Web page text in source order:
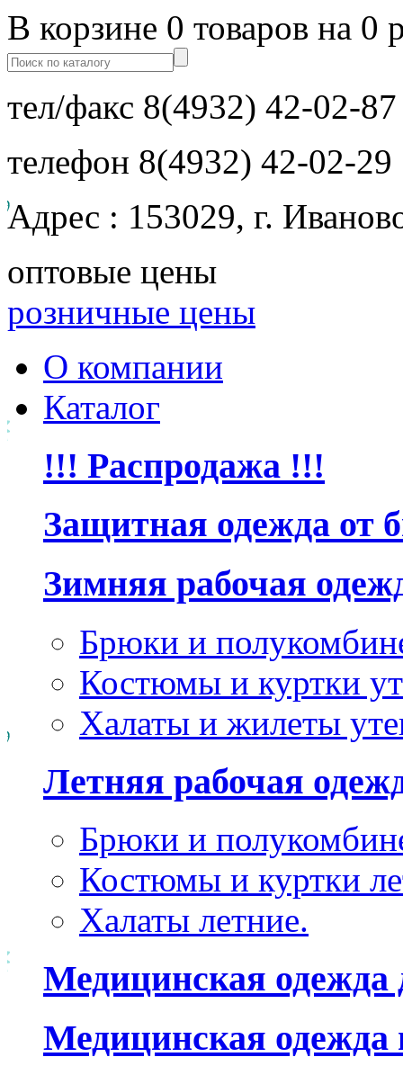
В корзине 0 товаров на 0
тел/факс 8(4932) 42-02-87
телефон 8(4932) 42-02-29
Адрес : 153029, г.
оптовые цены
розничные цены
О компании
Каталог
!!! Распродажа !!!
Защитная одежда от
Зимняя рабочая
Брюки и
Костюмы и куртки
Халаты и жилеты
Летняя рабочая
Брюки и
Костюмы и куртки
Халаты летние.
Медицинская
Медицинская одежда